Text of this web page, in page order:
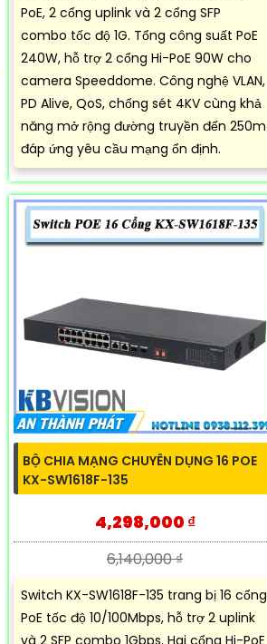
PoE, 2 cổng uplink và 2 cổng SFP
combo tốc độ 1G. Tổng công suất PoE
240W, hỗ trợ 2 cổng Hi-PoE 90W cho
camera Speeddome. Công nghệ VLAN,
PD Alive, QoS, chống sét 4KV cùng khả
năng mở rộng đường truyền đến 250m
đáp ứng yêu cầu mạng ổn định.
BỘ CHIA MẠNG CHUYÊN DỤNG 16 POE
KX-SW1618F-135
4,298,000 ₫
6,140,000 ₫
Switch KX-SW1618F-135 trang bị 16 cổng
PoE tốc độ 10/100Mbps, hỗ trợ 2 uplink
và 2 SFP combo 1Gbps. Hai cổng Hi-PoE